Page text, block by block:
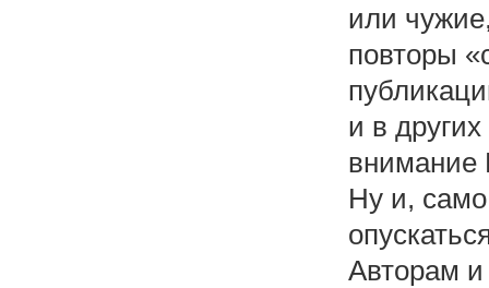
или
повторы
и в
внимание
Ну и,
Авторам